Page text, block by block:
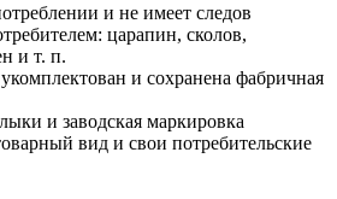
и не имеет следов
царапин, сколов,
и т. п.
и сохранена фабричная
и заводская маркировка
вид и свои потребительские